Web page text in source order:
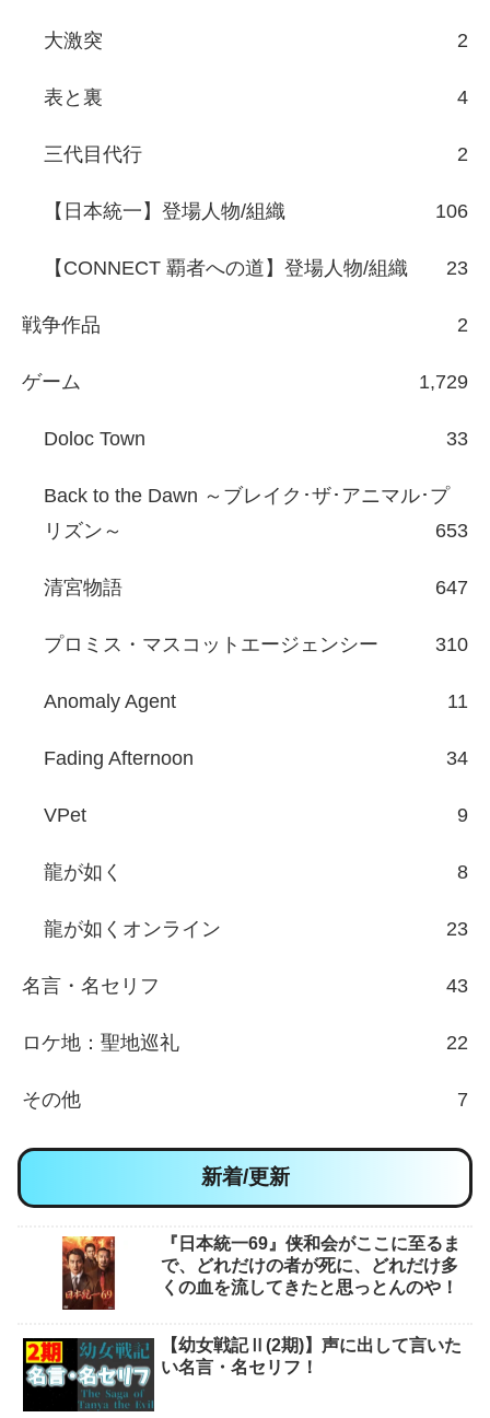
大激突 2
表と裏 4
三代目代行 2
【日本統一】登場人物/組織 106
【CONNECT 覇者への道】登場人物/組織 23
戦争作品 2
ゲーム 1,729
Doloc Town 33
Back to the Dawn ～ブレイク･ザ･アニマル･プ
リズン～
653
清宮物語 647
プロミス・マスコットエージェンシー 310
Anomaly Agent 11
Fading Afternoon 34
VPet 9
龍が如く 8
龍が如くオンライン 23
名言・名セリフ 43
ロケ地：聖地巡礼 22
その他 7
新着/更新
『日本統一69』侠和会がここに至るま
で、どれだけの者が死に、どれだけ多
くの血を流してきたと思っとんのや！
【幼女戦記Ⅱ(2期)】声に出して言いた
い名言・名セリフ！